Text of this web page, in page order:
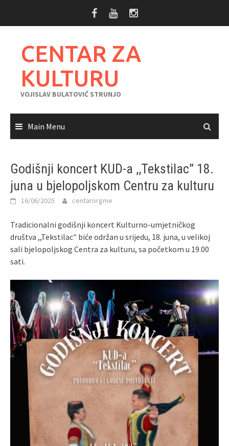
CENTAR ZA
KULTURU
VOJISLAV BULATOVIĆ STRUNJO
Main Menu
Godišnji koncert KUD-a ,,Tekstilac” 18.
juna u bjelopoljskom Centru za kulturu
16/06/2025 centarorgme
Tradicionalni godišnji koncert Kulturno-umjetničkog
društva ,,Tekstilac″ biće održan u srijedu, 18. juna, u velikoj
sali bjelopoljskog Centra za kulturu, sa početkom u 19.00
sati.